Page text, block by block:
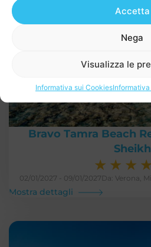
Accetta
Nega
Visualizza le
Informativa sui Cookies
Bravo Tamra Beach
Sheikh
★ ★ ★ ★
02/01/2027 - 09/01/2027 Da: Verona,
Mostra dettagli